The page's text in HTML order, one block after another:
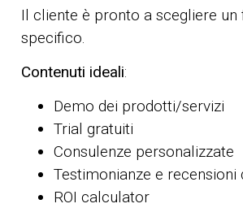
Il cliente è pronto a scegliere un
specifico.
Contenuti ideali:
Demo dei prodotti/servizi
Trial gratuiti
Consulenze personalizzate
Testimonianze e recensioni
ROI calculator